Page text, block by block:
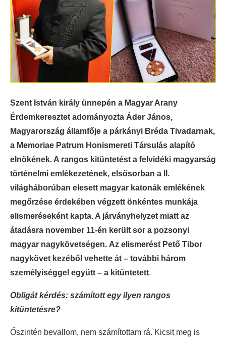
Szent István király ünnepén a Magyar Arany
Érdemkeresztet adományozta Áder János,
Magyarország államfője a párkányi Bréda Tivadarnak,
a Memoriae Patrum Honismereti Társulás alapító
elnökének. A rangos kitüntetést a felvidéki magyarság
történelmi emlékezetének, elsősorban a II.
világháborúban elesett magyar katonák emlékének
megőrzése érdekében végzett önkéntes munkája
elismeréseként kapta. A járványhelyzet miatt az
átadásra november 11-én került sor a pozsonyi
magyar nagykövetségen. Az elismerést Pető Tibor
nagykövet kezéből vehette át – további három
személyiséggel együtt – a kitüntetett.
Obligát kérdés: számított egy ilyen rangos
kitüntetésre?
Őszintén bevallom, nem számítottam rá. Kicsit meg is